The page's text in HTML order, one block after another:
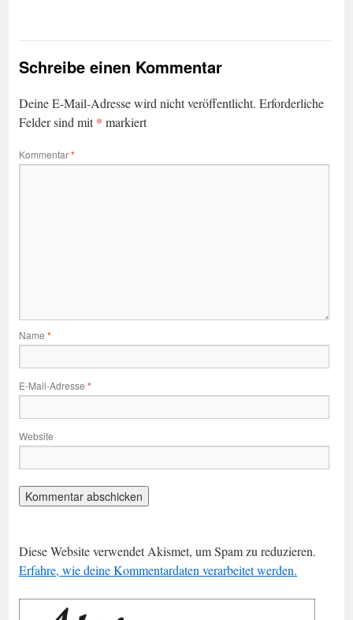
Schreibe einen Kommentar
Deine E-Mail-Adresse wird nicht veröffentlicht. Erforderliche
Felder sind mit* markiert
Kommentar*
Name *
E-Mail-Adresse *
Website
Diese Website verwendet Akismet, um Spam zu reduzieren.
Erfahre, wie deine Kommentardaten verarbeitet werden.